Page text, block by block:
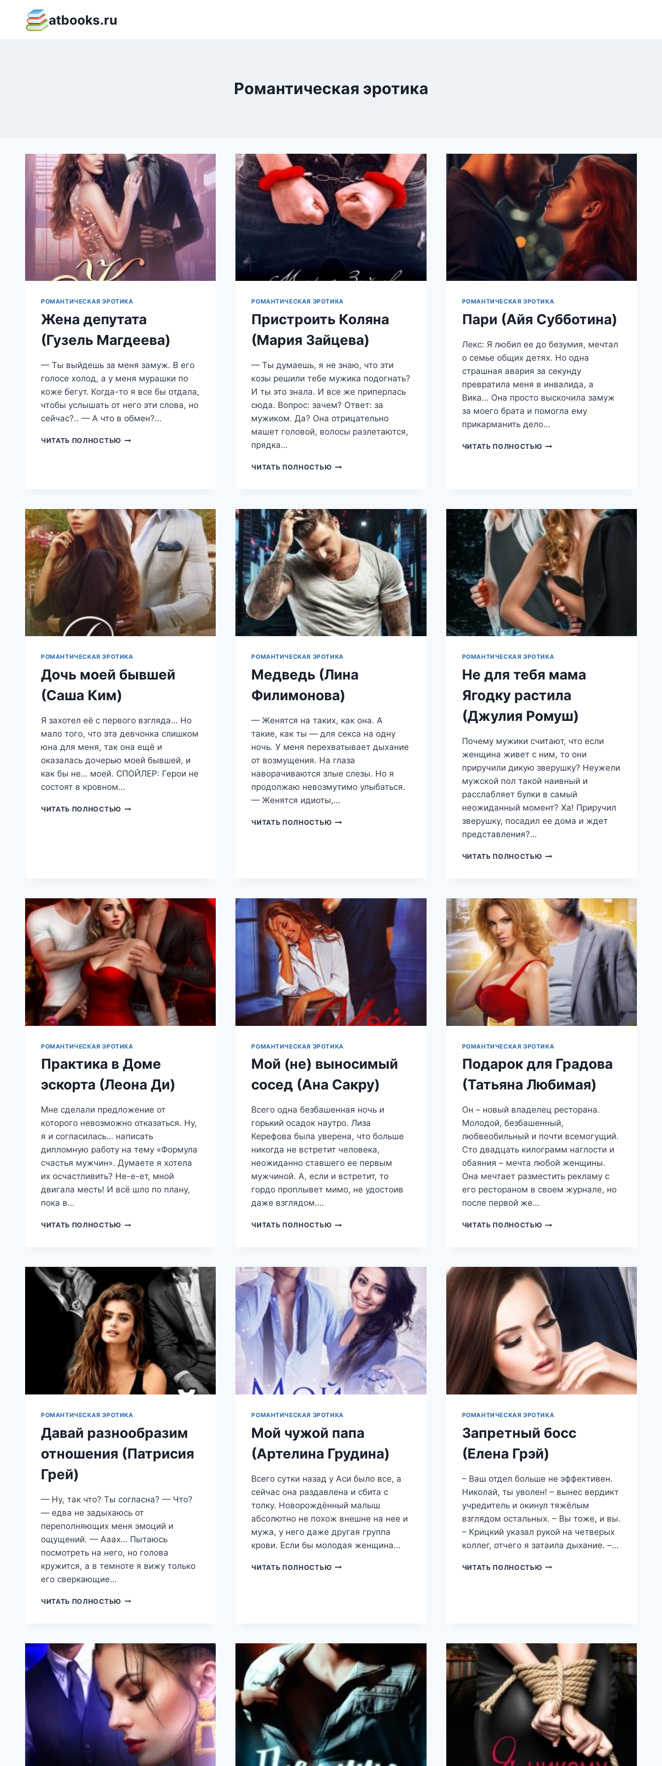
содержимому
atbooks.ru
Романтическая эротика
РОМАНТИЧЕСКАЯ ЭРОТИКА
Жена депутата
(Гузель Магдеева)
— Ты выйдешь за меня замуж. В его
голосе холод, а у меня мурашки по
коже бегут. Когда-то я все бы отдала,
чтобы услышать от него эти слова, но
сейчас?.. — А что в обмен?…
ЧИТАТЬ ПОЛНОСТЬЮ ЖЕНА
РОМАНТИЧЕСКАЯ ЭРОТИКА
Пристроить Коляна
(Мария Зайцева)
— Ты думаешь, я не знаю, что эти
козы решили тебе мужика подогнать?
И ты это знала. И все же приперлась
сюда. Вопрос: зачем? Ответ: за
мужиком. Да? Она отрицательно
машет головой, волосы разлетаются,
прядка…
ЧИТАТЬ ПОЛНОСТЬЮ ПРИСТРОИТЬ
РОМАНТИЧЕСКАЯ ЭРОТИКА
Пари (Айя Субботина)
Лекс: Я любил ее до безумия, мечтал
о семье общих детях. Но одна
страшная авария за секунду
превратила меня в инвалида, а
Вика… Она просто выскочила замуж
за моего брата и помогла ему
прикарманить дело…
ЧИТАТЬ ПОЛНОСТЬЮ ПАРИ
РОМАНТИЧЕСКАЯ ЭРОТИКА
Дочь моей бывшей
(Саша Ким)
Я захотел её с первого взгляда… Но
мало того, что эта девчонка слишком
юна для меня, так она ещё и
оказалась дочерью моей бывшей, и
как бы не… моей. СПОЙЛЕР: Герои не
состоят в кровном…
ЧИТАТЬ ПОЛНОСТЬЮ ДОЧЬ
РОМАНТИЧЕСКАЯ ЭРОТИКА
Медведь (Лина
Филимонова)
— Женятся на таких, как она. А
такие, как ты — для секса на одну
ночь. У меня перехватывает дыхание
от возмущения. На глаза
наворачиваются злые слезы. Но я
продолжаю невозмутимо улыбаться.
— Женятся идиоты,…
ЧИТАТЬ ПОЛНОСТЬЮ МЕДВЕДЬ
РОМАНТИЧЕСКАЯ ЭРОТИКА
Не для тебя мама
Ягодку растила
(Джулия Ромуш)
Почему мужики считают, что если
женщина живет с ним, то они
приручили дикую зверушку? Неужели
мужской пол такой наивный и
расслабляет булки в самый
неожиданный момент? Ха! Приручил
зверушку, посадил ее дома и ждет
представления?…
ЧИТАТЬ ПОЛНОСТЬЮ НЕ
РАСТИЛА
(ДЖУЛИЯ
РОМУШ)
РОМАНТИЧЕСКАЯ ЭРОТИКА
Практика в Доме
эскорта (Леона Ди)
Мне сделали предложение от
которого невозможно отказаться. Ну,
я и согласилась… написать
дипломную работу на тему «Формула
счастья мужчин». Думаете я хотела
их осчастливить? Не-е-ет, мной
двигала месть! И всё шло по плану,
пока в…
ЧИТАТЬ ПОЛНОСТЬЮ ПРАКТИКА
РОМАНТИЧЕСКАЯ ЭРОТИКА
Мой (не) выносимый
сосед (Ана Сакру)
Всего одна безбашенная ночь и
горький осадок наутро. Лиза
Керефова была уверена, что больше
никогда не встретит человека,
неожиданно ставшего ее первым
мужчиной. А, если и встретит, то
гордо проплывет мимо, не удостоив
даже взглядом….
ЧИТАТЬ ПОЛНОСТЬЮ МОЙ
САКРУ)
РОМАНТИЧЕСКАЯ ЭРОТИКА
Подарок для Градова
(Татьяна Любимая)
Он – новый владелец ресторана.
Молодой, безбашенный,
любвеобильный и почти всемогущий.
Сто двадцать килограмм наглости и
обаяния – мечта любой женщины.
Она мечтает разместить рекламу с
его рестораном в своем журнале, но
после первой же…
ЧИТАТЬ ПОЛНОСТЬЮ ПОДАРОК
РОМАНТИЧЕСКАЯ ЭРОТИКА
Давай разнообразим
отношения (Патрисия
Грей)
— Ну, так что? Ты согласна? — Что?
— едва не задыхаюсь от
переполняющих меня эмоций и
ощущений. — Ааах… Пытаюсь
посмотреть на него, но голова
кружится, а в темноте я вижу только
его сверкающие…
ЧИТАТЬ ПОЛНОСТЬЮ ДАВАЙ
РОМАНТИЧЕСКАЯ ЭРОТИКА
Мой чужой папа
(Артелина Грудина)
Всего сутки назад у Аси было все, а
сейчас она раздавлена и сбита с
толку. Новорождённый малыш
абсолютно не похож внешне на нее и
мужа, у него даже другая группа
крови. Если бы молодая женщина…
ЧИТАТЬ ПОЛНОСТЬЮ МОЙ
РОМАНТИЧЕСКАЯ ЭРОТИКА
Запретный босс
(Елена Грэй)
– Ваш отдел больше не эффективен.
Николай, ты уволен! – вынес вердикт
учредитель и окинул тяжёлым
взглядом остальных. – Вы тоже, и вы.
– Крицкий указал рукой на четверых
коллег, отчего я затаила дыхание. –…
ЧИТАТЬ ПОЛНОСТЬЮ ЗАПРЕТНЫЙ